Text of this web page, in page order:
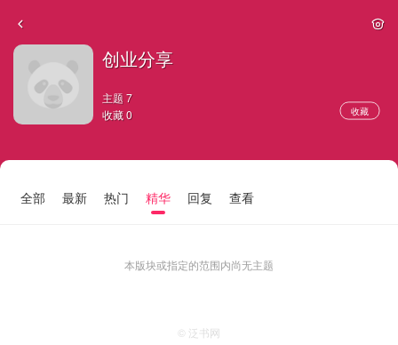
创业分享
主题 7
收藏 0
收藏
全部 最新 热门 精华 回复 查看
本版块或指定的范围内尚无主题
© 泛书网